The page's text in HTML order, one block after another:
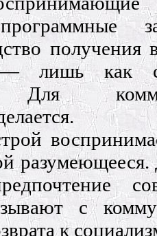
получения
лишь как
Для
с
к